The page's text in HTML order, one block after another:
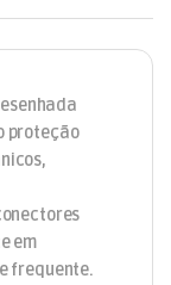
proteção
em
frequente.